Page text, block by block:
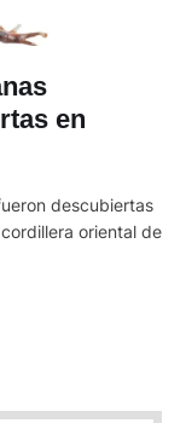
en
descubiertas
oriental de